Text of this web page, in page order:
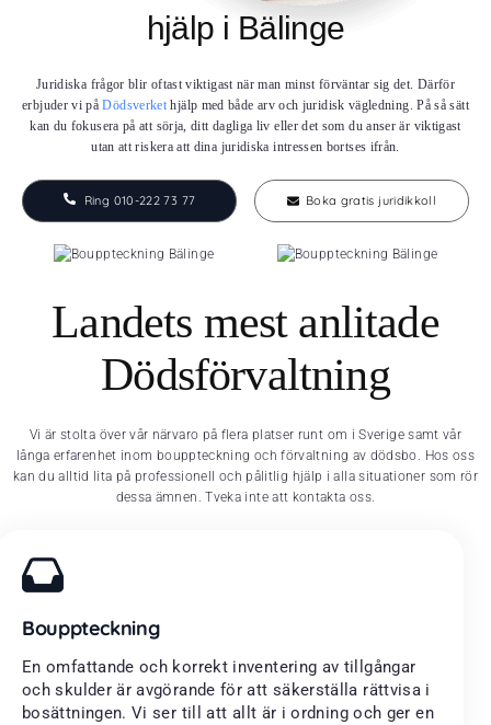
hjälp i Bälinge
Juridiska frågor blir oftast viktigast när man minst förväntar sig det. Därför
erbjuder vi påDödsverket hjälp med både arv och juridisk vägledning. På så sätt
kan du fokusera på att sörja, ditt dagliga liv eller det som du anser är viktigast
utan att riskera att dina juridiska intressen bortses ifrån.
Ring 010-222 73 77 Boka gratis juridikkoll
Landets mest anlitade
Dödsförvaltning
Vi är stolta över vår närvaro på flera platser runt om i Sverige samt vår
långa erfarenhet inom bouppteckning och förvaltning av dödsbo. Hos oss
kan du alltid lita på professionell och pålitlig hjälp i alla situationer som rör
dessa ämnen. Tveka inte att kontakta oss.
Bouppteckning
En omfattande och korrekt inventering av tillgångar
och skulder är avgörande för att säkerställa rättvisa i
bosättningen. Vi ser till att allt är i ordning och ger en